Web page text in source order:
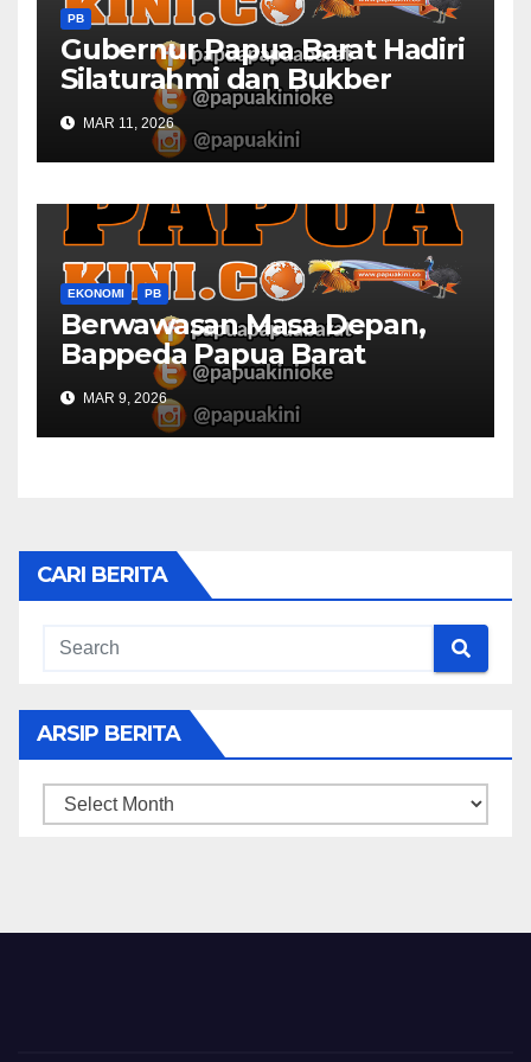
PB
Gubernur Papua Barat Hadiri
Silaturahmi dan Bukber
Bersama DPR RI dan
Mendagri di IPDN
MAR 11, 2026
EKONOMI PB
Berwawasan Masa Depan,
Bappeda Papua Barat
Konsultasi Publik RKPD 2027
MAR 9, 2026
CARI BERITA
ARSIP BERITA
ARSIP